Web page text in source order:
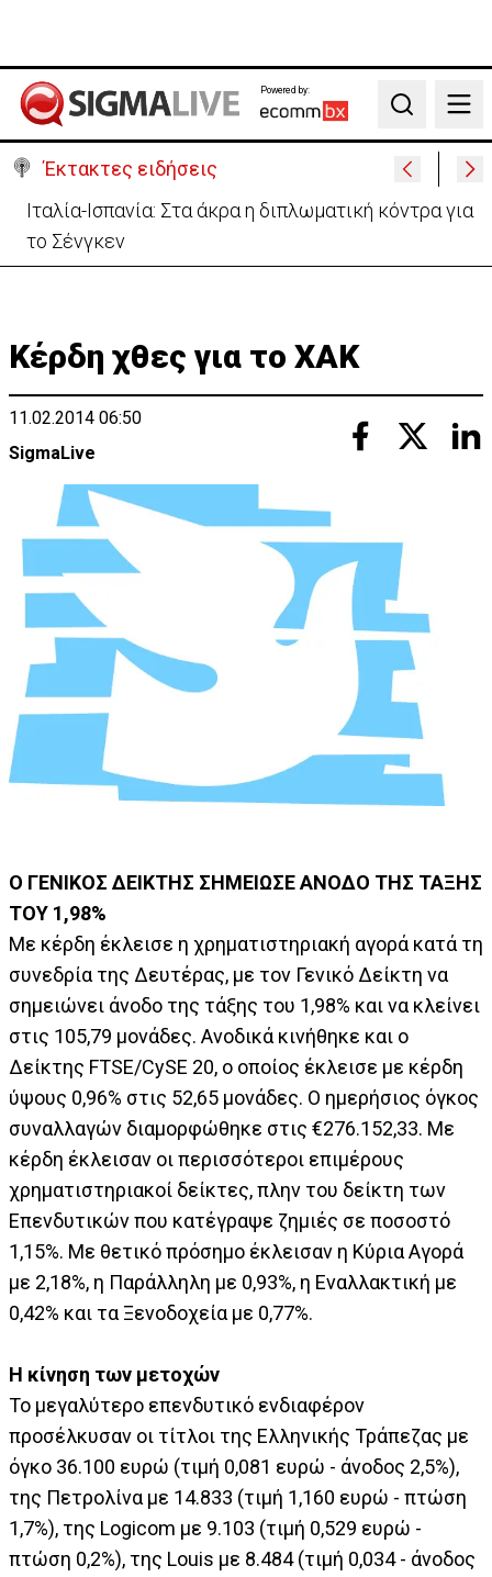
Powered by:
Search
Έκτακτες ειδήσεις
Ιταλία-Ισπανία: Στα άκρα η διπλωματική κόντρα για
το Σένγκεν
Κέρδη χθες για το ΧΑΚ
11.02.2014 06:50
SigmaLive
Ο ΓΕΝΙΚΟΣ ΔΕΙΚΤΗΣ ΣΗΜΕΙΩΣΕ ΑΝΟΔΟ ΤΗΣ ΤΑΞΗΣ
ΤΟΥ 1,98%
Με κέρδη έκλεισε η χρηματιστηριακή αγορά κατά τη
συνεδρία της Δευτέρας, με τον Γενικό Δείκτη να
σημειώνει άνοδο της τάξης του 1,98% και να κλείνει
στις 105,79 μονάδες. Ανοδικά κινήθηκε και ο
Δείκτης FTSE/CySE 20, ο οποίος έκλεισε με κέρδη
ύψους 0,96% στις 52,65 μονάδες. Ο ημερήσιος όγκος
συναλλαγών διαμορφώθηκε στις €276.152,33. Με
κέρδη έκλεισαν οι περισσότεροι επιμέρους
χρηματιστηριακοί δείκτες, πλην του δείκτη των
Επενδυτικών που κατέγραψε ζημιές σε ποσοστό
1,15%. Με θετικό πρόσημο έκλεισαν η Κύρια Αγορά
με 2,18%, η Παράλληλη με 0,93%, η Εναλλακτική με
0,42% και τα Ξενοδοχεία με 0,77%.
Η κίνηση των μετοχών
Το μεγαλύτερο επενδυτικό ενδιαφέρον
προσέλκυσαν οι τίτλοι της Ελληνικής Τράπεζας με
όγκο 36.100 ευρώ (τιμή 0,081 ευρώ - άνοδος 2,5%),
της Πετρολίνα με 14.833 (τιμή 1,160 ευρώ - πτώση
1,7%), της Logicom με 9.103 (τιμή 0,529 ευρώ -
πτώση 0,2%), της Louis με 8.484 (τιμή 0,034 - άνοδος